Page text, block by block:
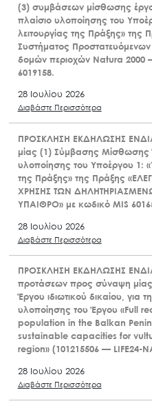
(3) συμβάσεων μίσθωσης
πλαίσιο υλοποίησης του
λειτουργίας της Πράξης»
Συστήματος Προστατευόμενων
δομών περιοχών Natura 2000
6019158.
28 Ιουλίου 2026
Διαβάστε Περισσότερα
ΠΡΟΣΚΛΗΣΗ ΕΚΔΗΛΩΣΗΣ
μίας (1) Σύμβασης Μίσθωσης
υλοποίησης του Υποέργου 1:
της Πράξης» της Πράξης
ΧΡΗΣΗΣ ΤΩΝ
ΥΠΑΙΘΡΟ» με κωδικό MIS
28 Ιουλίου 2026
Διαβάστε Περισσότερα
ΠΡΟΣΚΛΗΣΗ ΕΚΔΗΛΩΣΗΣ
προτάσεων προς σύναψη
Έργου ιδιωτικού δικαίου, για
υλοποίησης του Έργου «Full
population in the Balkan
sustainable capacities for
region» (101215506 — LIFE24-
28 Ιουλίου 2026
Διαβάστε Περισσότερα